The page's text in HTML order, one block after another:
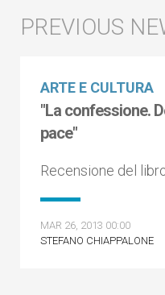
ARTE E CULTURA
"La confessione.
pace"
Recensione del
MAR 26, 2013 00:00
STEFANO CHIAPPALONE